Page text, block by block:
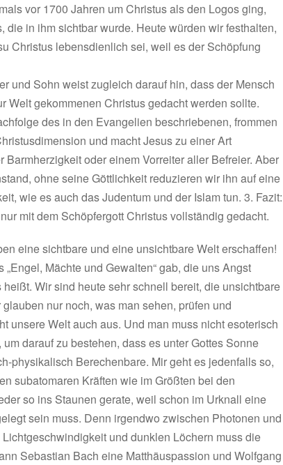
vor 1700 Jahren um Christus als den Logos ging,
die in ihm sichtbar wurde. Heute würden wir festhalten,
Christus lebensdienlich sei, weil es der Schöpfung
und Sohn weist zugleich darauf hin, dass der Mensch
Welt gekommenen Christus gedacht werden sollte.
des in den Evangelien beschriebenen, frommen
und macht Jesus zu einer Art
oder einem Vorreiter aller Befreier. Aber
ohne seine Göttlichkeit reduzieren wir ihn auf eine
wie es auch das Judentum und der Islam tun. 3. Fazit:
mit dem Schöpfergott Christus vollständig gedacht.
eine sichtbare und eine unsichtbare Welt erschaffen!
Mächte und Gewalten“ gab, die uns Angst
Wir sind heute sehr schnell bereit, die unsichtbare
nur noch, was man sehen, prüfen und
unsere Welt auch aus. Und man muss nicht esoterisch
darauf zu bestehen, dass es unter Gottes Sonne
physikalisch Berechenbare. Mir geht es jedenfalls so,
subatomaren Kräften wie im Größten bei den
so ins Staunen gerate, weil schon im Urknall eine
sein muss. Denn irgendwo zwischen Photonen und
und dunklen Löchern muss die
Sebastian Bach eine Matthäuspassion und Wolfgang